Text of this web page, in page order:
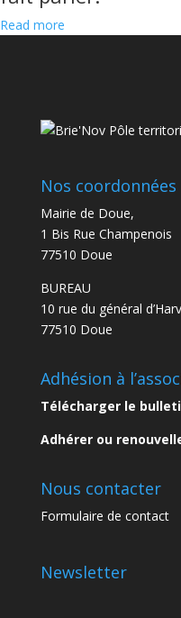
Read more
Nos coordonnées
Mairie de Doue,
1 Bis Rue Champenois
77510 Doue
BUREAU
10 rue du général
77510 Doue
Adhésion à
Télécharger le
Adhérer ou
Nous contacter
Formulaire de contact
Newsletter